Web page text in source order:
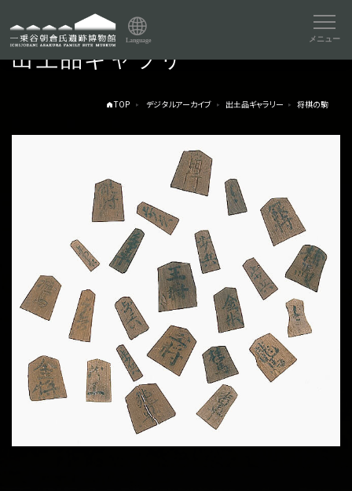
メニュー
Language
トップページ Index
本日の博物館 Today
博物館のご案内
出土品ギャラリー
TOP デジタルアーカイブ 出土品ギャラリー 将棋の駒